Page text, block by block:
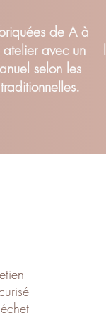
de A à
avec un
selon les
et